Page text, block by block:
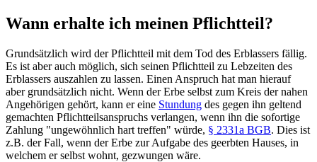
Wann erhalte ich meinen Pflichtteil?
Grundsätzlich wird der Pflichtteil mit dem Tod des Erblassers fällig.
Es ist aber auch möglich, sich seinen Pflichtteil zu Lebzeiten des
Erblassers auszahlen zu lassen. Einen Anspruch hat man hierauf
aber grundsätzlich nicht. Wenn der Erbe selbst zum Kreis der nahen
Angehörigen gehört, kann er eine Stundung des gegen ihn geltend
gemachten Pflichtteilsanspruchs verlangen, wenn ihn die sofortige
Zahlung "ungewöhnlich hart treffen" würde, § 2331a BGB. Dies ist
z.B. der Fall, wenn der Erbe zur Aufgabe des geerbten Hauses, in
welchem er selbst wohnt, gezwungen wäre.